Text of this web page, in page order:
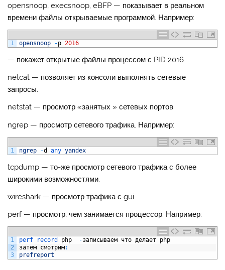
opensnoop, execsnoop, eBFP — показывает в реальном
времени файлы открываемые программой. Например:
1 opensnoop -p 2016
— покажет открытые файлы процессом с PID 2016
netcat — позволяет из консоли выполнять сетевые
запросы.
netstat — просмотр «занятых » сетевых портов
ngrep — просмотр сетевого трафика. Например:
1 ngrep -d any yandex
tcpdump — то-же просмотр сетевого трафика с более
широкими возможностями.
wireshark — просмотр трафика с gui
perf — просмотр, чем занимается процессор. Например:
1
2
3
perf record php -записываем что делает
php
затем смотрим:
prefreport